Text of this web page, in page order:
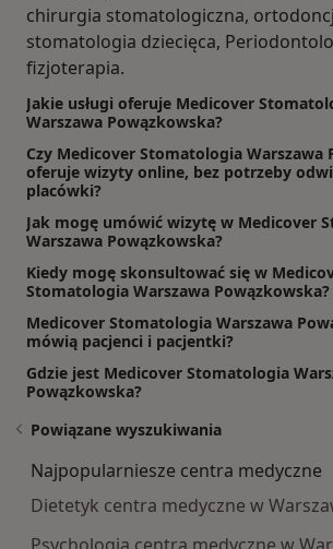
chirurgia stomatologiczna,
stomatologia dziecięca,
fizjoterapia.
Jakie usługi oferuje Medicover
Warszawa Powązkowska?
Czy Medicover Stomatologia Warszawa
oferuje wizyty online, bez potrzeby
placówki?
Jak mogę umówić wizytę w Medicover
Warszawa Powązkowska?
Kiedy mogę skonsultować się w
Stomatologia Warszawa Powązkowska?
Medicover Stomatologia Warszawa
mówią pacjenci i pacjentki?
Gdzie jest Medicover Stomatologia
Powązkowska?
Powiązane wyszukiwania
Najpopularniesze centra medyczne
Dietetyk centra medyczne w